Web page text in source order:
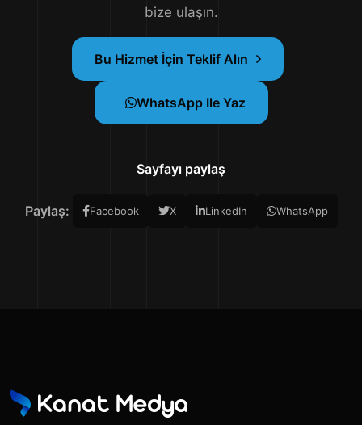
bize ulaşın.
Bu Hizmet İçin Teklif Alın
WhatsApp Ile Yaz
Sayfayı paylaş
Paylaş: Facebook X LinkedIn WhatsApp